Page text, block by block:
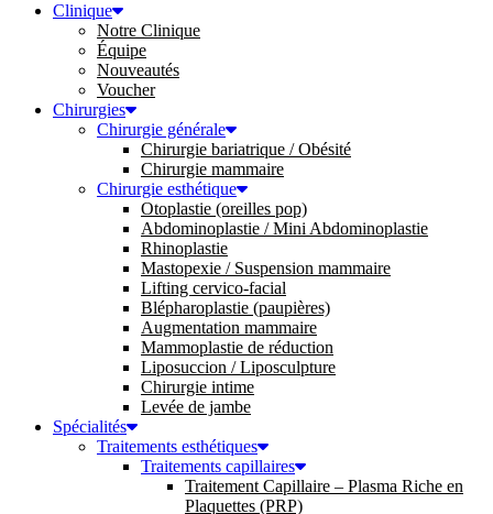
Clinique
Notre Clinique
Équipe
Nouveautés
Voucher
Chirurgies
Chirurgie générale
Chirurgie bariatrique / Obésité
Chirurgie mammaire
Chirurgie esthétique
Otoplastie (oreilles pop)
Abdominoplastie / Mini Abdominoplastie
Rhinoplastie
Mastopexie / Suspension mammaire
Lifting cervico-facial
Blépharoplastie (paupières)
Augmentation mammaire
Mammoplastie de réduction
Liposuccion / Liposculpture
Chirurgie intime
Levée de jambe
Spécialités
Traitements esthétiques
Traitements capillaires
Traitement Capillaire – Plasma Riche en
Plaquettes (PRP)